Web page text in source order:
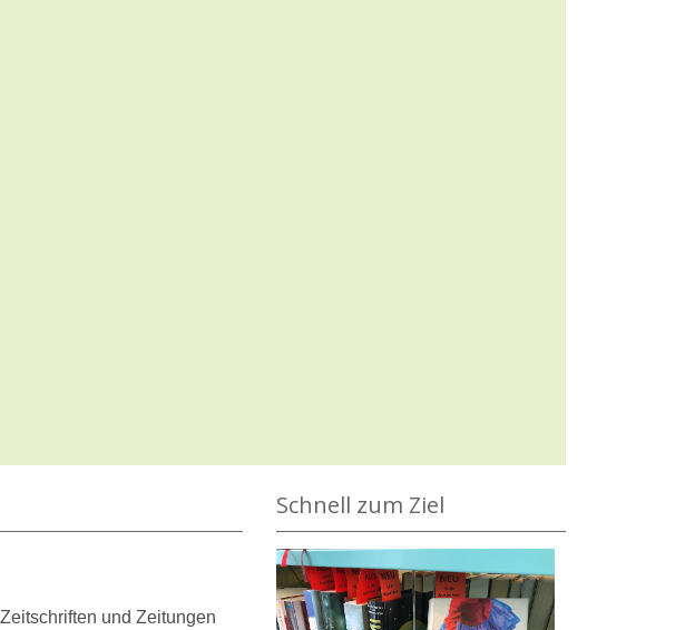
und Zeitungen
Schnell zum Ziel